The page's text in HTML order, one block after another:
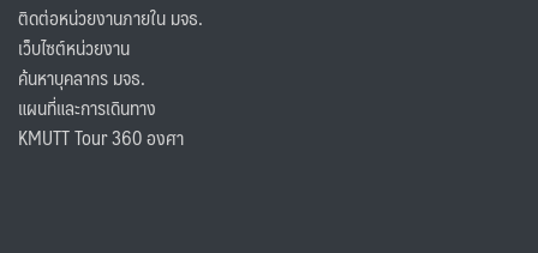
ติดต่อหน่วยงานภายใน มจธ.
เว็บไซต์หน่วยงาน
ค้นหาบุคลากร มจธ.
แผนที่และการเดินทาง
KMUTT Tour 360 องศา